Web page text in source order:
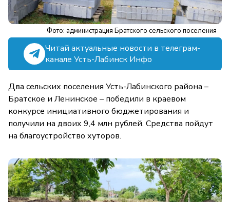
Фото: администрация Братского сельского поселения
Читай актуальные новости в телеграм-
канале Усть-Лабинск Инфо
Два сельских поселения Усть-Лабинского района –
Братское и Ленинское – победили в краевом
конкурсе инициативного бюджетирования и
получили на двоих 9,4 млн рублей. Средства пойдут
на благоустройство хуторов.